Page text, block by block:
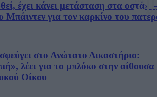
έχει κάνει μετάσταση στα οστά»
Μπάιντεν για τον καρκίνο του
στο Ανώτατο Δικαστήριο:
λέει για το μπλόκο στην αίθουσα
Οίκου